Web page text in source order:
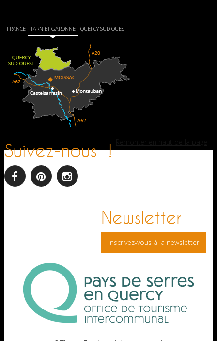
FRANCE TARN ET GARONNE QUERCY SUD OUEST
Suivez-nous !
Newsletter
Inscrivez-vous à la newsletter
-